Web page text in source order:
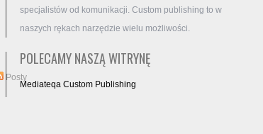
Posty
specjalistów od komunikacji. Custom publishing to w
naszych rękach narzędzie wielu możliwości.
POLECAMY NASZĄ WITRYNĘ
Mediateqa Custom Publishing